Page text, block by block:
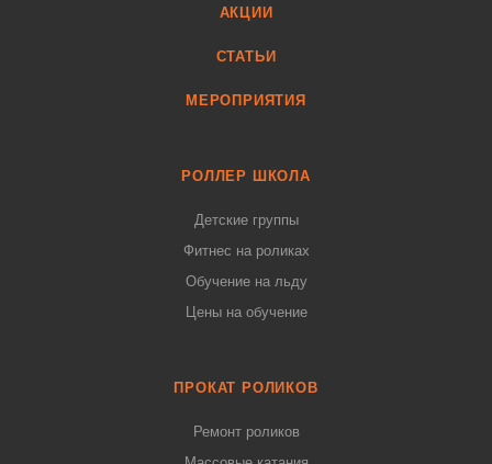
АКЦИИ
СТАТЬИ
МЕРОПРИЯТИЯ
РОЛЛЕР ШКОЛА
Детские группы
Фитнес на роликах
Обучение на льду
Цены на обучение
ПРОКАТ РОЛИКОВ
Ремонт роликов